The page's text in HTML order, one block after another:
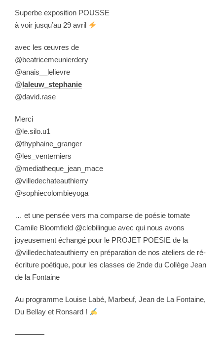
Superbe exposition POUSSE
à voir jusqu’au 29 avril
avec les œuvres de
@beatricemeunierdery
@anais__lelievre
@laleuw_stephanie
@david.rase
Merci
@le.silo.u1
@thyphaine_granger
@les_venterniers
@mediatheque_jean_mace
@villedechateauthierry
@sophiecolombieyoga
… et une pensée vers ma comparse de poésie tomate
Camile Bloomfield @clebilingue avec qui nous avons
joyeusement échangé pour le PROJET POESIE de la
@villedechateauthierry en préparation de nos ateliers de ré-
écriture poétique, pour les classes de 2nde du Collège Jean
de la Fontaine
Au programme Louise Labé, Marbeuf, Jean de La Fontaine,
Du Bellay et Ronsard !
————